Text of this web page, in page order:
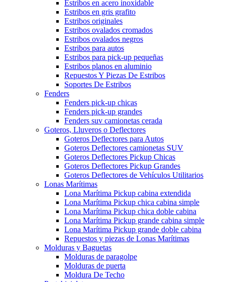
Estribos en acero inoxidable
Estribos en gris grafito
Estribos originales
Estribos ovalados cromados
Estribos ovalados negros
Estribos para autos
Estribos para pick-up pequeñas
Estribos planos en aluminio
Repuestos Y Piezas De Estribos
Soportes De Estribos
Fenders
Fenders pick-up chicas
Fenders pick-up grandes
Fenders suv camionetas cerada
Goteros, Lluveros o Deflectores
Goteros Deflectores para Autos
Goteros Deflectores camionetas SUV
Goteros Deflectores Pickup Chicas
Goteros Deflectores Pickup Grandes
Goteros Deflectores de Vehículos Utilitarios
Lonas Marítimas
Lona Marítima Pickup cabina extendida
Lona Marítima Pickup chica cabina simple
Lona Marítima Pickup chica doble cabina
Lona Marítima Pickup grande cabina simple
Lona Marítima Pickup grande doble cabina
Repuestos y piezas de Lonas Marítimas
Molduras y Baguetas
Molduras de paragolpe
Molduras de puerta
Moldura De Techo